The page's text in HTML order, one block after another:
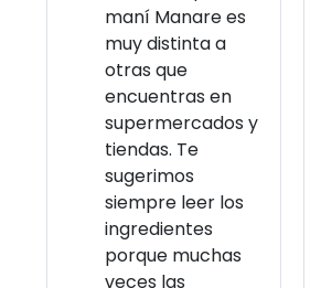
maní Manare es
muy distinta a
otras que
encuentras en
supermercados y
tiendas. Te
sugerimos
siempre leer los
ingredientes
porque muchas
veces las